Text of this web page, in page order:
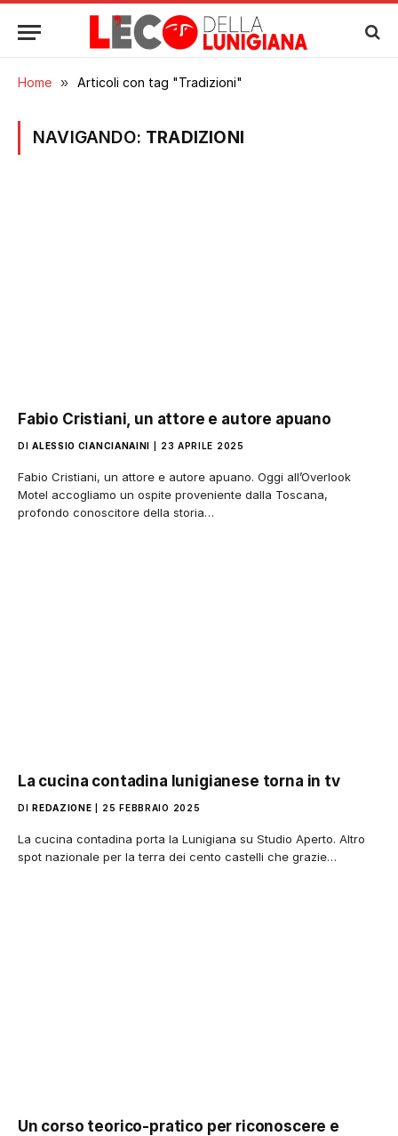
Home » Articoli con tag "Tradizioni"
NAVIGANDO: TRADIZIONI
Fabio Cristiani, un attore e autore apuano
DI ALESSIO CIANCIANAINI 23 APRILE 2025
Fabio Cristiani, un attore e autore apuano. Oggi all’Overlook
Motel accogliamo un ospite proveniente dalla Toscana,
profondo conoscitore della storia…
La cucina contadina lunigianese torna in tv
DI REDAZIONE 25 FEBBRAIO 2025
La cucina contadina porta la Lunigiana su Studio Aperto. Altro
spot nazionale per la terra dei cento castelli che grazie…
Un corso teorico-pratico per riconoscere e